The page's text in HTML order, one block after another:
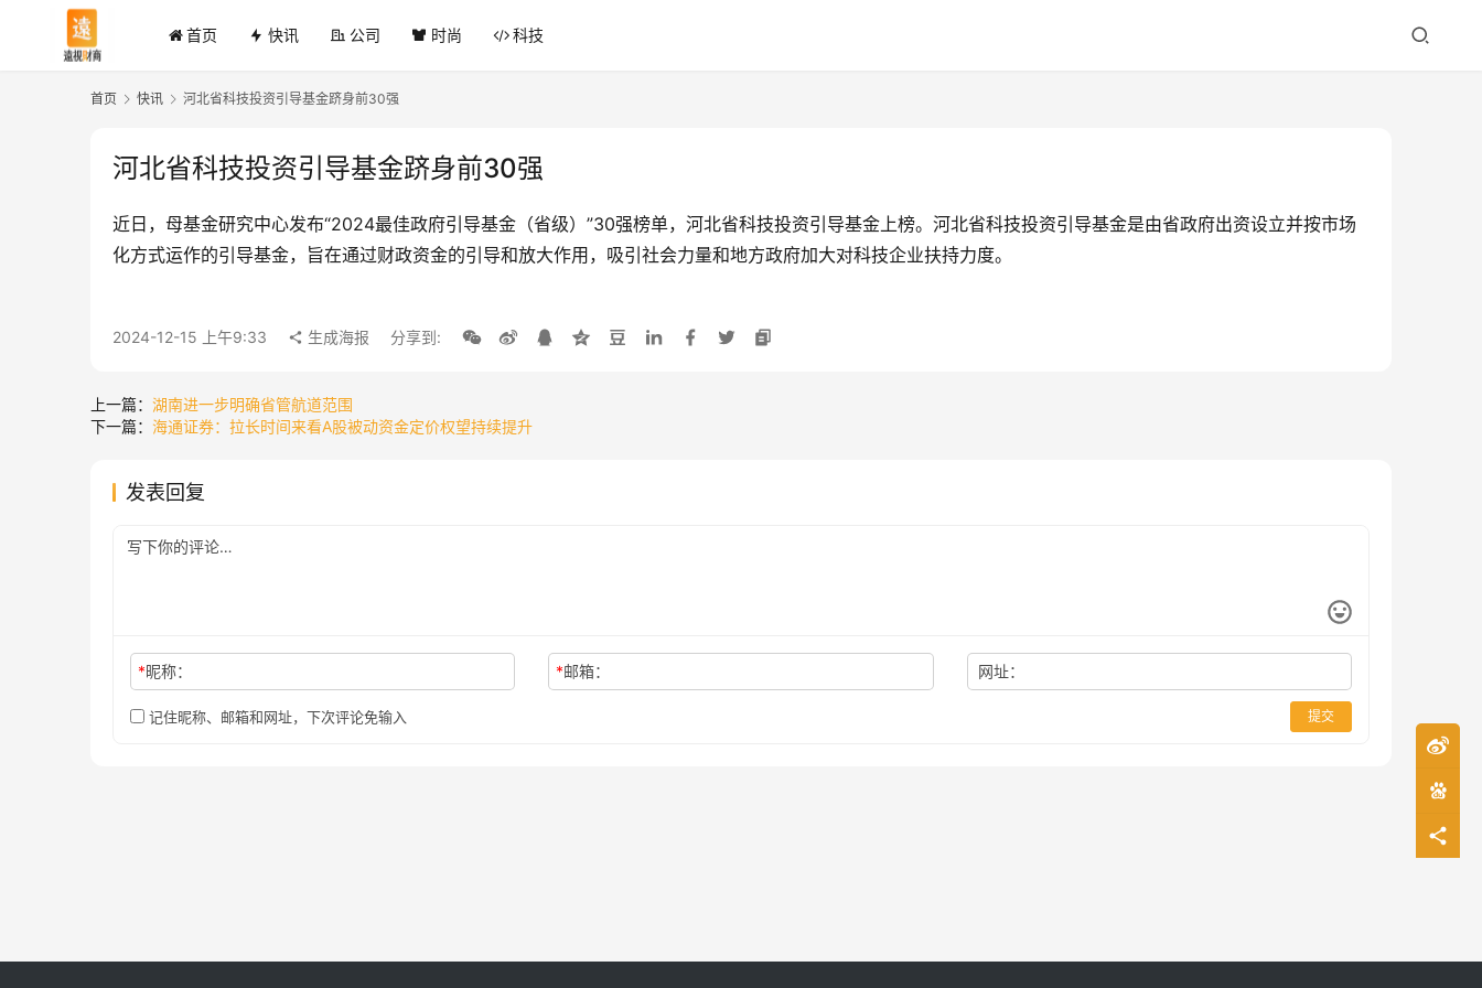
首页 快讯 公司 时尚 科技
首页 快讯 河北省科技投资引导基金跻身前30强
河北省科技投资引导基金跻身前30强
近日，母基金研究中心发布“2024最佳政府引导基金（省级）”30强榜单，河北省科技投资引导基金上榜。河北省科技投资引导基金是由省政府出资设立并按市场
化方式运作的引导基金，旨在通过财政资金的引导和放大作用，吸引社会力量和地方政府加大对科技企业扶持力度。
2024-12-15 上午9:33 生成海报 分享到:
上一篇： 湖南进一步明确省管航道范围
下一篇： 海通证券：拉长时间来看A股被动资金定价权望持续提升
发表回复
*昵称： *邮箱： 网址：
记住昵称、邮箱和网址，下次评论免输入 提交